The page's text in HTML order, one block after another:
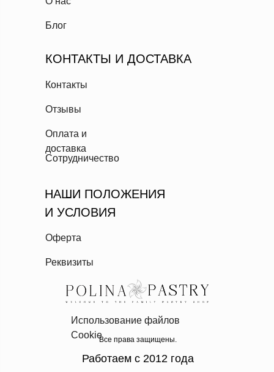
КОНТАКТЫ И ДОСТАВКА
Работаем с 2012 года
Блог
Контакты
Отзывы
Оплата и
доставка
Сотрудничество
НАШИ ПОЛОЖЕНИЯ
И УСЛОВИЯ
Оферта
Все права защищены.
Реквизиты
Использование файлов
Cookie